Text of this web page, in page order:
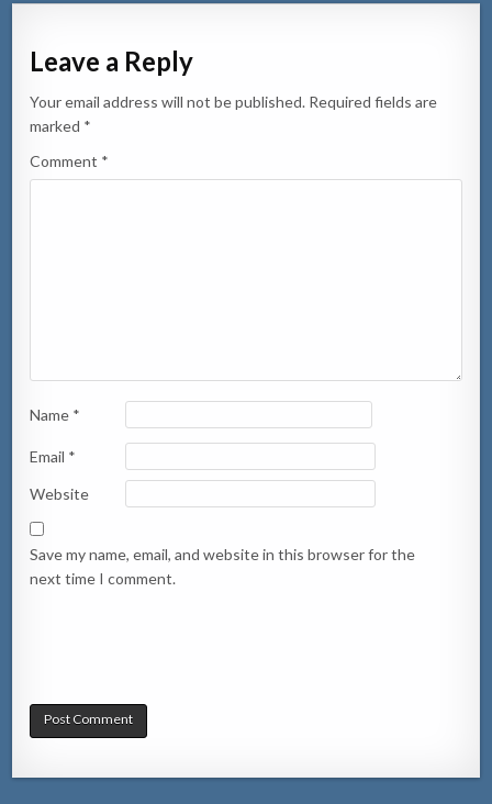
Leave a Reply
Your email address will not be published. Required fields are
marked *
Comment *
Name *
Email *
Website
Save my name, email, and website in this browser for the
next time I comment.